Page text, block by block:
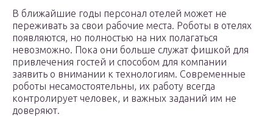
В ближайшие годы персонал отелей может не
переживать за свои рабочие места. Роботы в отелях
появляются, но полностью на них полагаться
невозможно. Пока они больше служат фишкой для
привлечения гостей и способом для компании
заявить о внимании к технологиям. Современные
роботы несамостоятельны, их работу всегда
контролирует человек, и важных заданий им не
доверяют.